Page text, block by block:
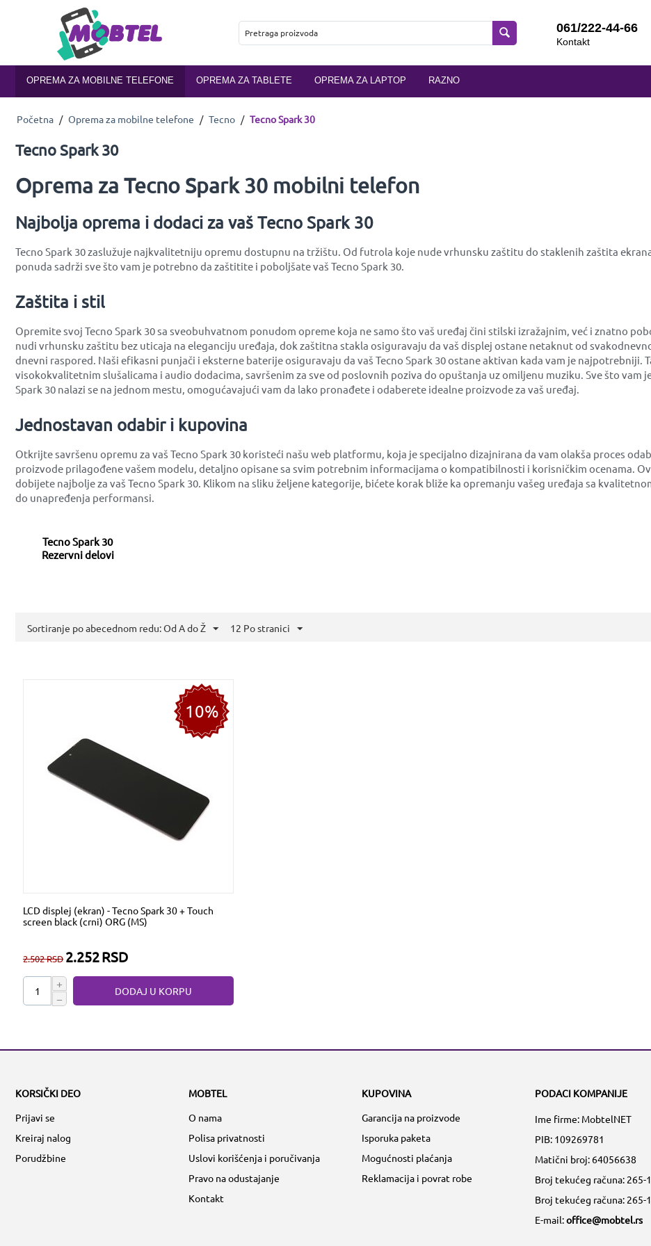
061/222-44-66
Kontakt
OPREMA ZA MOBILNE TELEFONE OPREMA ZA TABLETE OPREMA ZA LAPTOP RAZNO
Početna / Oprema za mobilne telefone / Tecno / Tecno Spark 30
Tecno Spark 30
Oprema za Tecno Spark 30 mobilni telefon
Najbolja oprema i dodaci za vaš Tecno Spark 30
Tecno Spark 30 zaslužuje najkvalitetniju opremu dostupnu na tržištu. Od futrola koje nude vrhunsku zaštitu do staklenih zaštita
ponuda sadrži sve što vam je potrebno da zaštitite i poboljšate vaš Tecno Spark 30.
Zaštita i stil
Opremite svoj Tecno Spark 30 sa sveobuhvatnom ponudom opreme koja ne samo što vaš uređaj čini stilski izražajnim, već i znatno
nudi vrhunsku zaštitu bez uticaja na eleganciju uređaja, dok zaštitna stakla osiguravaju da vaš displej ostane netaknut od
dnevni raspored. Naši efikasni punjači i eksterne baterije osiguravaju da vaš Tecno Spark 30 ostane aktivan kada vam je najpotrebniji.
visokokvalitetnim slušalicama i audio dodacima, savršenim za sve od poslovnih poziva do opuštanja uz omiljenu muziku. Sve što vam
Spark 30 nalazi se na jednom mestu, omogućavajući vam da lako pronađete i odaberete idealne proizvode za vaš uređaj.
Jednostavan odabir i kupovina
Otkrijte savršenu opremu za vaš Tecno Spark 30 koristeći našu web platformu, koja je specijalno dizajnirana da vam olakša proces
proizvode prilagođene vašem modelu, detaljno opisane sa svim potrebnim informacijama o kompatibilnosti i korisničkim ocenama.
dobijete najbolje za vaš Tecno Spark 30. Klikom na sliku željene kategorije, bićete korak bliže ka opremanju vašeg uređaja sa
do unapređenja performansi.
Tecno Spark 30
Rezervni delovi
Sortiranje po abecednom redu: Od A do Ž 12 Po stranici
10%
LCD displej (ekran) - Tecno Spark 30 + Touch
screen black (crni) ORG (MS)
2.502RSD 2.252RSD
+
−
DODAJ U KORPU
KORSIČKI DEO
Prijavi se
Kreiraj nalog
Porudžbine
MOBTEL
O nama
Polisa privatnosti
Uslovi korišćenja i poručivanja
Pravo na odustajanje
Kontakt
KUPOVINA
Garancija na proizvode
Isporuka paketa
Mogućnosti plaćanja
Reklamacija i povrat robe
PODACI KOMPANIJE
Ime firme: MobtelNET
PIB: 109269781
Matični broj: 64056638
Broj tekućeg računa:
Broj tekućeg računa: 265-
E-mail:office@mobtel.rs